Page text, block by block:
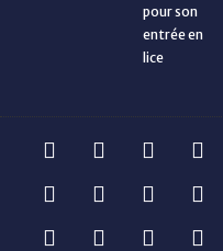
pour son
entrée en
lice